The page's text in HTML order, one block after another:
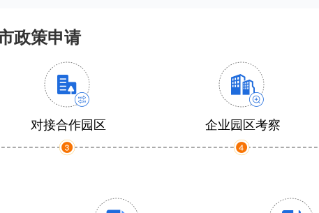
政策申请
对接合作园区 企业园区考察